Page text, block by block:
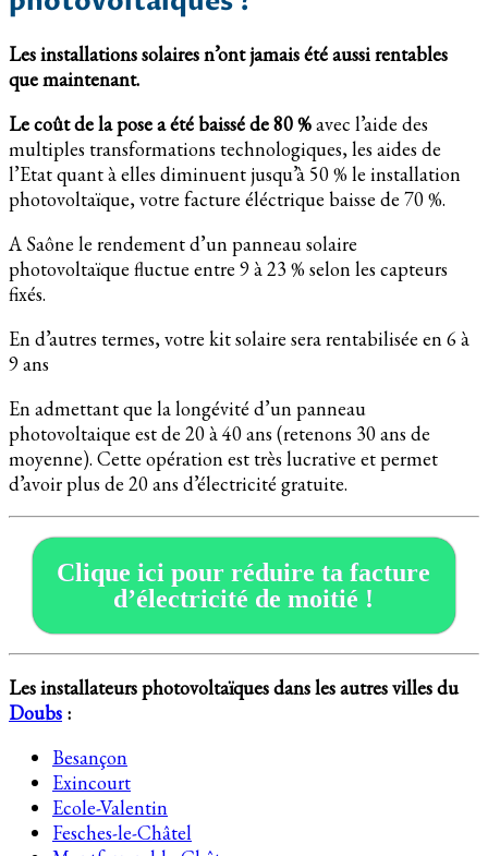
Les installations solaires n’ont jamais été aussi rentables
que maintenant.
Le coût de la pose a été baissé de 80 %avec l’aide des
multiples transformations technologiques, les aides de
l’Etat quant à elles diminuent jusqu’à 50 % le installation
photovoltaïque, votre facture éléctrique baisse de 70 %.
A Saône le rendement d’un panneau solaire
photovoltaïque fluctue entre 9 à 23 % selon les capteurs
fixés.
En d’autres termes, votre kit solaire sera rentabilisée en 6 à
9 ans
En admettant que la longévité d’un panneau
photovoltaique est de 20 à 40 ans (retenons 30 ans de
moyenne). Cette opération est très lucrative et permet
d’avoir plus de 20 ans d’électricité gratuite.
Clique ici pour réduire ta facture
d’électricité de moitié !
Les installateurs photovoltaïques dans les autres villes du
Doubs :
Besançon
Exincourt
Ecole-Valentin
Fesches-le-Châtel